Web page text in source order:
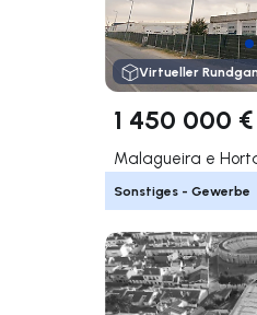
Virtueller
1 450 000 €
Malagueira e
Sonstiges - Gewerbe